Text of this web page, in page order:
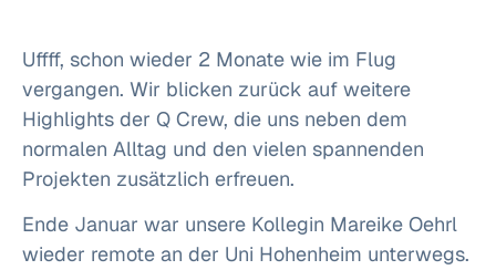
Uffff, schon wieder 2 Monate wie im Flug
vergangen. Wir blicken zurück auf weitere
Highlights der Q Crew, die uns neben dem
normalen Alltag und den vielen spannenden
Projekten zusätzlich erfreuen.
Ende Januar war unsere Kollegin Mareike Oehrl
wieder remote an der Uni Hohenheim unterwegs.